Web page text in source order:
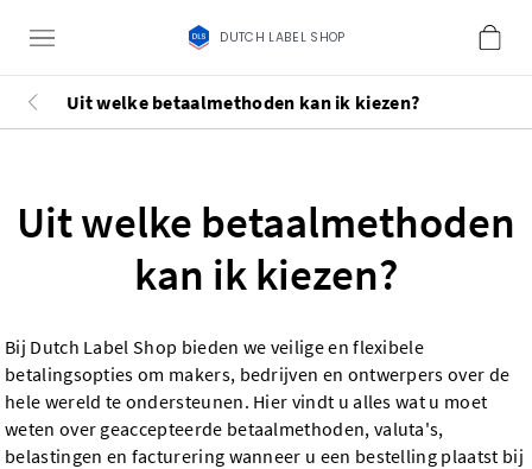
DUTCH LABEL SHOP
Uit welke betaalmethoden kan ik kiezen?
Uit welke betaalmethoden
kan ik kiezen?
Bij Dutch Label Shop bieden we veilige en flexibele
betalingsopties om makers, bedrijven en ontwerpers over de
hele wereld te ondersteunen. Hier vindt u alles wat u moet
weten over geaccepteerde betaalmethoden, valuta's,
belastingen en facturering wanneer u een bestelling plaatst bij